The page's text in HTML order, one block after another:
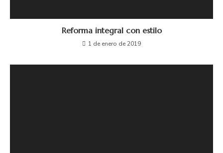
Reforma integral con estilo
1 de enero de 2019